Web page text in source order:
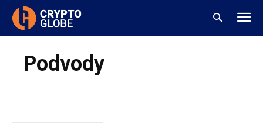
Podvody